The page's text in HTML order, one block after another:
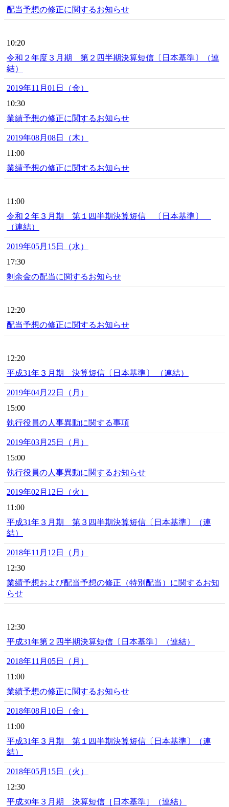
配当予想の修正に関するお知らせ
10:20
令和２年度３月期 第２四半期決算短信〔日本基準〕（連
結）
2019年11月01日（金）
10:30
業績予想の修正に関するお知らせ
2019年08月08日（木）
11:00
業績予想の修正に関するお知らせ
11:00
令和２年３月期 第１四半期決算短信 〔日本基準〕
（連結）
2019年05月15日（水）
17:30
剰余金の配当に関するお知らせ
12:20
配当予想の修正に関するお知らせ
12:20
平成31年３月期 決算短信〔日本基準〕 （連結）
2019年04月22日（月）
15:00
執行役員の人事異動に関する事項
2019年03月25日（月）
15:00
執行役員の人事異動に関するお知らせ
2019年02月12日（火）
11:00
平成31年３月期 第３四半期決算短信〔日本基準〕（連
結）
2018年11月12日（月）
12:30
業績予想および配当予想の修正（特別配当）に関するお知
らせ
12:30
平成31年第２四半期決算短信〔日本基準〕（連結）
2018年11月05日（月）
11:00
業績予想の修正に関するお知らせ
2018年08月10日（金）
11:00
平成31年３月期 第１四半期決算短信〔日本基準〕（連
結）
2018年05月15日（火）
12:30
平成30年３月期 決算短信［日本基準］（連結）